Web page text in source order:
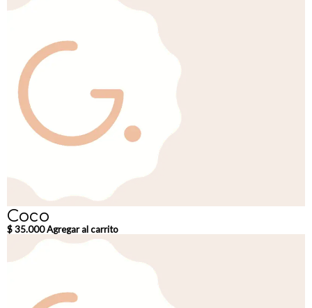
Coco
$35.000Agregar al carrito